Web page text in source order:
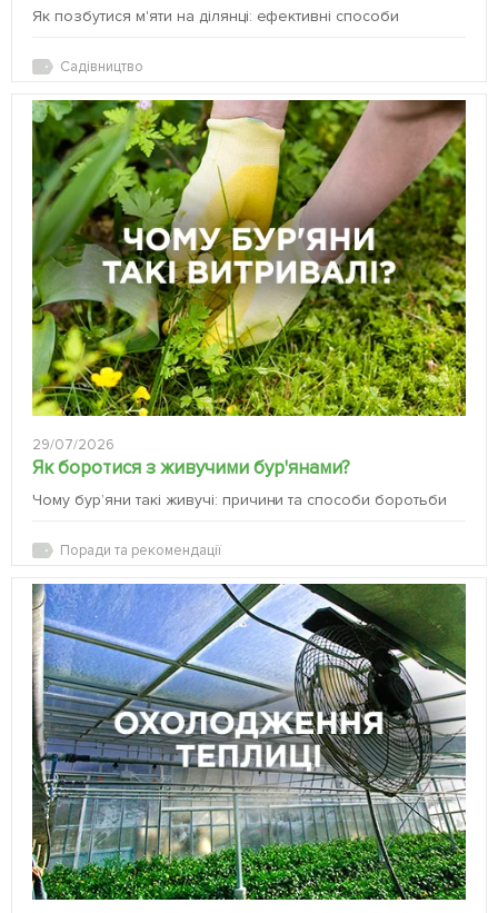
Як позбутися м'яти на ділянці: ефективні способи
Садівництво
29/07/2026
Як боротися з живучими бур'янами?
Чому бур’яни такі живучі: причини та способи боротьби
Поради та рекомендації